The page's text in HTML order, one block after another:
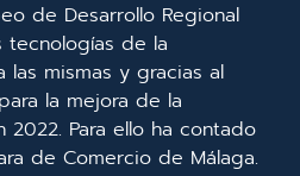
de Desarrollo Regional
de la
mismas y gracias al
la mejora de la
Para ello ha contado
de Comercio de Málaga.